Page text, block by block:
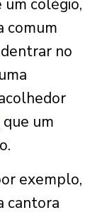
um colégio,
comum
no
que um
exemplo,
cantora